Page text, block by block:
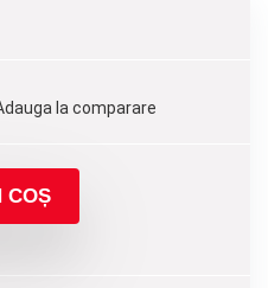
la comparare
COȘ